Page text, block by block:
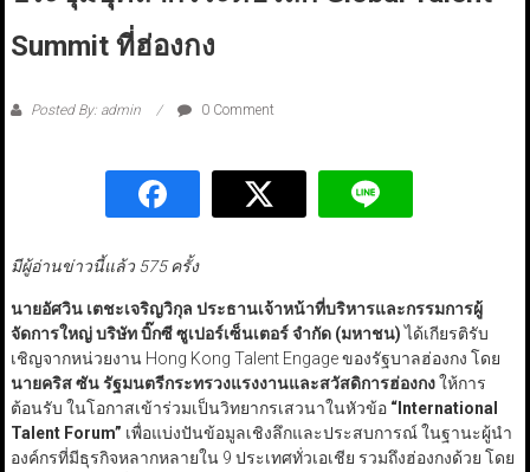
Summit ที่ฮ่องกง
Posted By: admin 0 Comment
มีผู้อ่านข่าวนี้แล้ว 575 ครั้ง
นายอัศวิน เตชะเจริญวิกุล ประธานเจ้าหน้าที่บริหารและกรรมการผู้
จัดการใหญ่ บริษัท บิ๊กซี ซูเปอร์เซ็นเตอร์ จำกัด (มหาชน)ได้เกียรติรับ
เชิญจากหน่วยงาน Hong Kong Talent Engage ของรัฐบาลฮ่องกง โดย
นายคริส ซัน รัฐมนตรีกระทรวงแรงงานและสวัสดิการฮ่องกงให้การ
ต้อนรับ ในโอกาสเข้าร่วมเป็นวิทยากรเสวนาในหัวข้อ “International
Talent Forum” เพื่อแบ่งปันข้อมูลเชิงลึกและประสบการณ์ ในฐานะผู้นำ
องค์กรที่มีธุรกิจหลากหลายใน 9 ประเทศทั่วเอเชีย รวมถึงฮ่องกงด้วย โดย